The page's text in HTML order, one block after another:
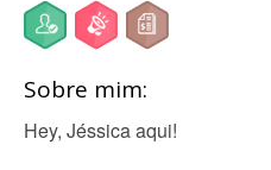
Sobre mim:
Hey, Jéssica aqui!